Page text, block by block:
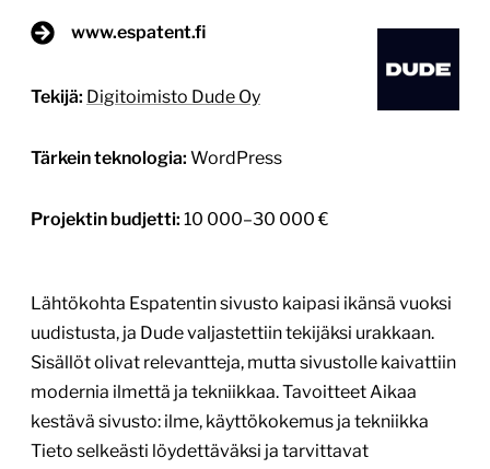
www.espatent.fi
Tekijä: Digitoimisto Dude Oy
Tärkein teknologia: WordPress
Projektin budjetti: 10 000–30 000 €
Lähtökohta Espatentin sivusto kaipasi ikänsä vuoksi
uudistusta, ja Dude valjastettiin tekijäksi urakkaan.
Sisällöt olivat relevantteja, mutta sivustolle kaivattiin
modernia ilmettä ja tekniikkaa. Tavoitteet Aikaa
kestävä sivusto: ilme, käyttökokemus ja tekniikka
Tieto selkeästi löydettäväksi ja tarvittavat